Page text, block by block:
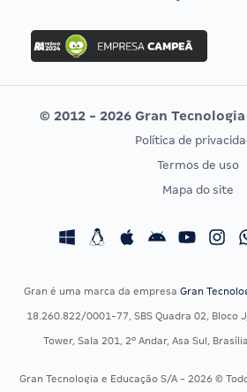
Concurso Ibama
Concurso MPU
Editais publicados
CONCURSOS POR PROFISSÃO
Concursos Fiscais
Residência Multiprofissional
© 2012 - 2026 Gran
Política de
Termos de uso
Mapa do site
Gran é uma marca da empresa Gran
18.260.822/0001-77, SBS Quadra 02, Bloco
Tower, Sala 201, 2º Andar, Asa Sul,
Gran Tecnologia e Educação S/A - 2026 ©